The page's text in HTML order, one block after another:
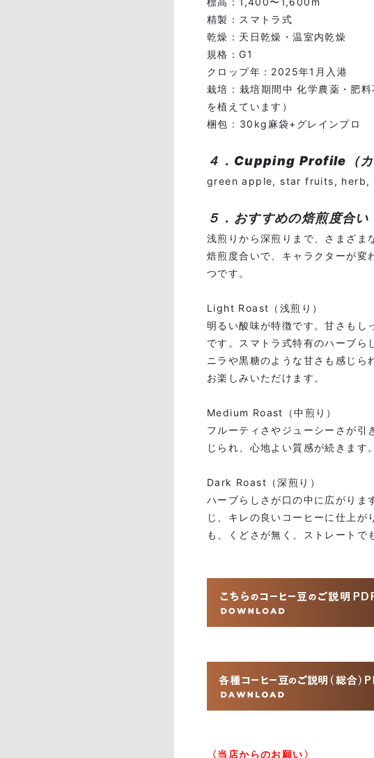
精製：スマトラ式
乾燥：天日乾燥・温室内乾燥
規格：G1
クロップ年：2025年1月入港
栽培 : 栽培期間中 化学農薬・肥
を植えています）
梱包 : 30kg麻袋+グレインプロ
４．Cupping Profile（カ
green apple, star fruits,
５．おすすめの焙煎度合い
浅煎りから深煎りまで、さまざま
焙煎度合いで、キャラクターが変
つです。
Light Roast（浅煎り）
明るい酸味が特徴です。甘さもし
です。スマトラ式特有のハーブら
ニラや黒糖のような甘さも感じら
お楽しみいただけます。
Medium Roast（中煎り）
フルーティさやジューシーさが引
じられ、心地よい質感が続きます。
Dark Roast（深煎り）
ハーブらしさが口の中に広がりま
じ、キレの良いコーヒーに仕上が
も、くどさが無く、ストレートで
〈当店からのお願い〉